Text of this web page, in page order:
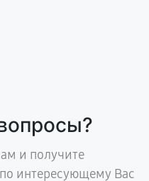
и получите
интересующему Вас